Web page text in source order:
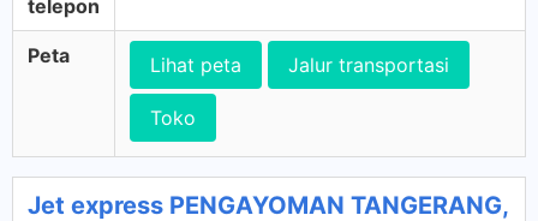
telepon
Peta Lihat peta Jalur transportasi
Toko
Jet express PENGAYOMAN TANGERANG,